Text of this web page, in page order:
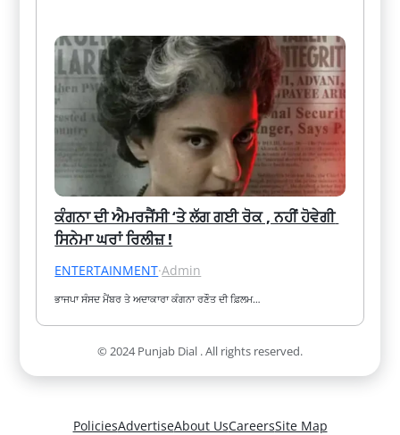
ਕੰਗਨਾ ਦੀ ਐਮਰਜੈਂਸੀ ‘ਤੇ ਲੱਗ ਗਈ ਰੋਕ , ਨਹੀਂ ਹੋਵੇਗੀ
ਸਿਨੇਮਾ ਘਰਾਂ ਰਿਲੀਜ਼ !
ENTERTAINMENT·Admin
ਭਾਜਪਾ ਸੰਸਦ ਮੈਂਬਰ ਤੇ ਅਦਾਕਾਰਾ ਕੰਗਨਾ ਰਣੌਤ ਦੀ ਫ਼ਿਲਮ…
© 2024 Punjab Dial . All rights reserved.
PoliciesAdvertiseAbout UsCareersSite Map